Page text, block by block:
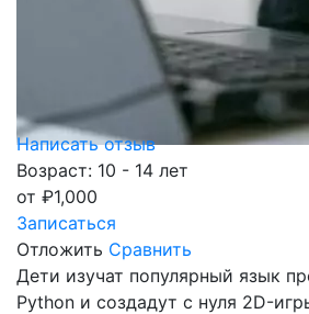
Написать отзыв
Возраст: 10 - 14 лет
от ₽1,000
Записаться
Отложить Сравнить
Дети изучат популярный язык
Python и создадут с нуля 2D-